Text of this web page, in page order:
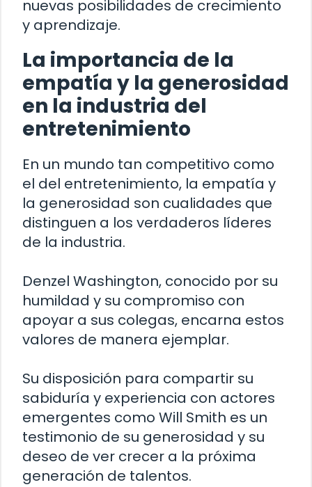
nuevas posibilidades de crecimiento
y aprendizaje.
La importancia de la
empatía y la generosidad
en la industria del
entretenimiento
En un mundo tan competitivo como
el del entretenimiento, la empatía y
la generosidad son cualidades que
distinguen a los verdaderos líderes
de la industria.
Denzel Washington, conocido por su
humildad y su compromiso con
apoyar a sus colegas, encarna estos
valores de manera ejemplar.
Su disposición para compartir su
sabiduría y experiencia con actores
emergentes como Will Smith es un
testimonio de su generosidad y su
deseo de ver crecer a la próxima
generación de talentos.